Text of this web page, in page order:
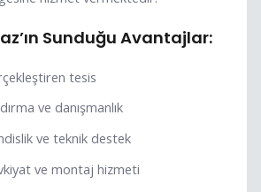
Sunduğu Avantajlar:
tesis
ve danışmanlık
ve teknik destek
ve montaj hizmeti